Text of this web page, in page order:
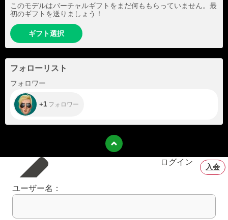
このモデルはバーチャルギフトをまだ何ももらっていません。最
初のギフトを送りましょう！
ギフト選択
フォローリスト
フォロワー
+1 フォロワー
ログイン
入会
ユーザー名：